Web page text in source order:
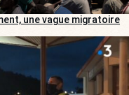
une vague migratoire